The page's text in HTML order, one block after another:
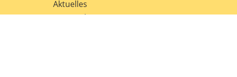
Aktuelles
Datenschutz